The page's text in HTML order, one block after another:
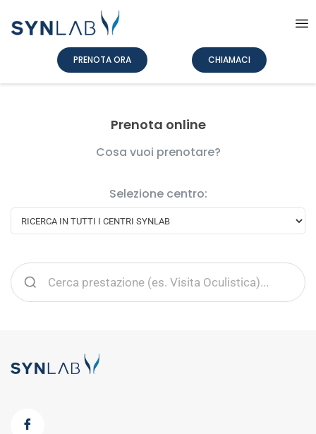
PRENOTA ORA CHIAMACI
Prenota online
Cosa vuoi prenotare?
Selezione centro: